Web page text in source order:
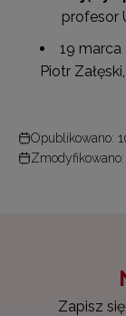
profesor
19 marca
Piotr
Opublikowano:
Zmodyfikowano:
Zapisz